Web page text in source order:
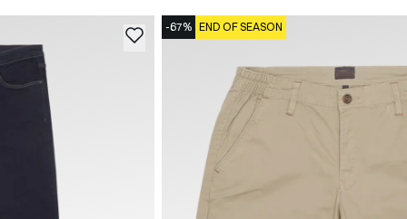
-67% END OF SEASON